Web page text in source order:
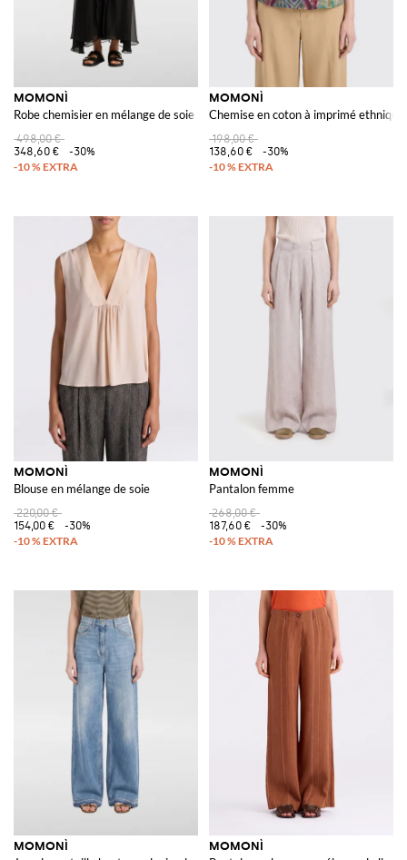
MOMONÌ
Robe chemisier en mélange de soie
498,00 €
348,60 €
-30%
MOMONÌ
Chemise en coton à imprimé
198,00 €
138,60 €
-30%
MOMONÌ
Blouse en mélange de soie
220,00 €
154,00 €
-30%
MOMONÌ
Pantalon femme
268,00 €
187,60 €
-30%
MOMONÌ MOMONÌ